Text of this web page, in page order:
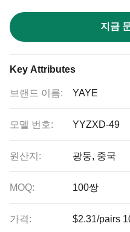
지금
Key Attributes
브랜드 이름: YAYE
모델 번호: YYZXD-49
원산지: 광둥, 중국
MOQ: 100쌍
가격: $2.31/pairs